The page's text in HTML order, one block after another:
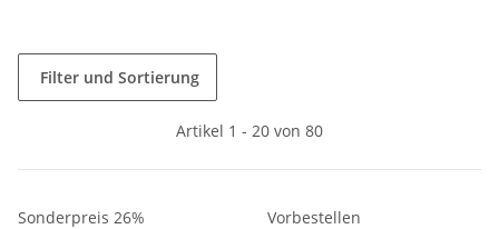
Filter und Sortierung
Artikel 1 - 20 von 80
Sonderpreis 26% Vorbestellen